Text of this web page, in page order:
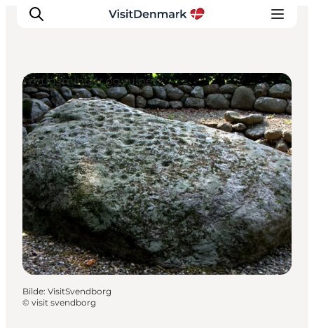
Inspirasjon
Reisemål
Aktiviteter
Overnatting
Planlegg reisen
Fortidsminder og ruiner
Bilde: VisitSvendborg
© visit svendborg